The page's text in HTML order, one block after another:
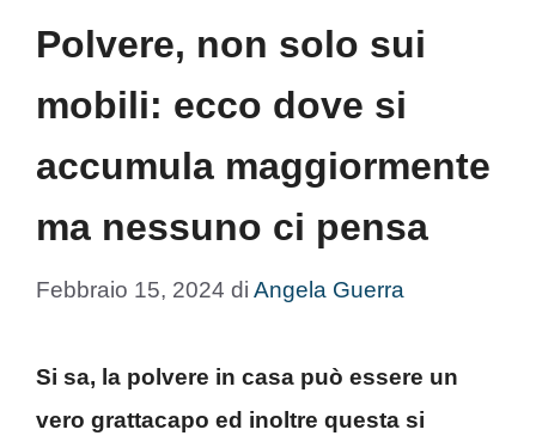
Polvere, non solo sui
mobili: ecco dove si
accumula maggiormente
ma nessuno ci pensa
Febbraio 15, 2024 di Angela Guerra
Si sa, la polvere in casa può essere un
vero grattacapo ed inoltre questa si